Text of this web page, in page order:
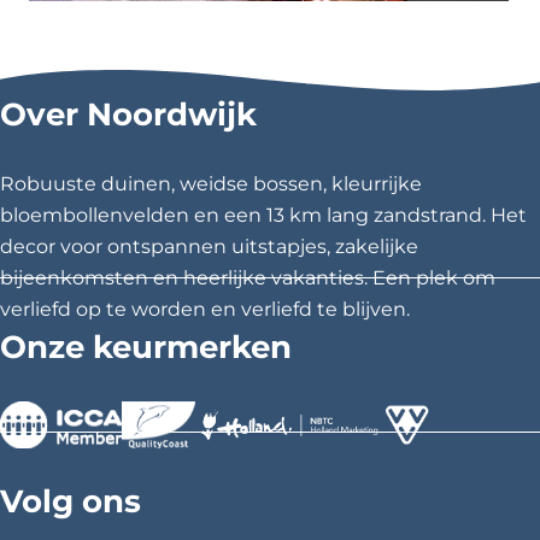
Over Noordwijk
Robuuste duinen, weidse bossen, kleurrijke
bloembollenvelden en een 13 km lang zandstrand. Het
decor voor ontspannen uitstapjes, zakelijke
bijeenkomsten en heerlijke vakanties. Een plek om
verliefd op te worden en verliefd te blijven.
Onze keurmerken
Volg ons